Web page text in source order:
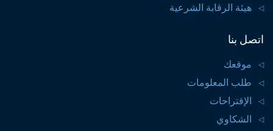
هيئة الرقابة الشرعية
اتصل بنا
موقعك
طلب المعلومات
الإقتراحات
الشكاوي